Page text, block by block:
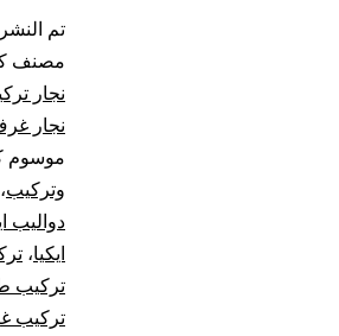
تم
مصنف
نجار
نجار
موسوم
وتركيب،
دواليب
ايكيا،
تركيب
تركيب